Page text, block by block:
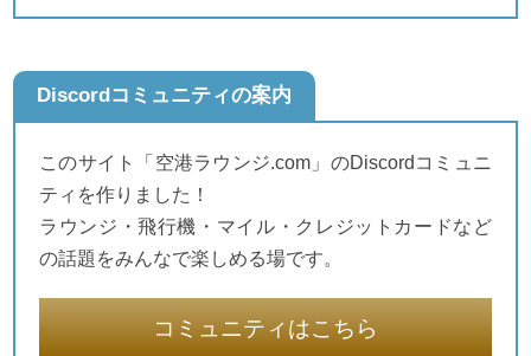
Discordコミュニティの案内
このサイト「空港ラウンジ.com」のDiscordコミュニ
ティを作りました！
ラウンジ・飛行機・マイル・クレジットカードなど
の話題をみんなで楽しめる場です。
コミュニティはこちら